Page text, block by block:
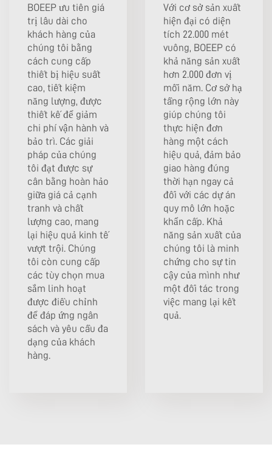
BOEEP ưu tiên giá
trị lâu dài cho
khách hàng của
chúng tôi bằng
cách cung cấp
thiết bị hiệu suất
cao, tiết kiệm
năng lượng, được
thiết kế để giảm
chi phí vận hành và
bảo trì. Các giải
pháp của chúng
tôi đạt được sự
cân bằng hoàn hảo
giữa giá cả cạnh
tranh và chất
lượng cao, mang
lại hiệu quả kinh tế
vượt trội. Chúng
tôi còn cung cấp
các tùy chọn mua
sắm linh hoạt
được điều chỉnh
để đáp ứng ngân
sách và yêu cầu đa
dạng của khách
hàng.
Với cơ sở sản xuất
hiện đại có diện
tích 22.000 mét
vuông, BOEEP có
khả năng sản xuất
hơn 2.000 đơn vị
mỗi năm. Cơ sở hạ
tầng rộng lớn này
giúp chúng tôi
thực hiện đơn
hàng một cách
hiệu quả, đảm bảo
giao hàng đúng
thời hạn ngay cả
đối với các dự án
quy mô lớn hoặc
khẩn cấp. Khả
năng sản xuất của
chúng tôi là minh
chứng cho sự tin
cậy của mình như
một đối tác trong
việc mang lại kết
quả.